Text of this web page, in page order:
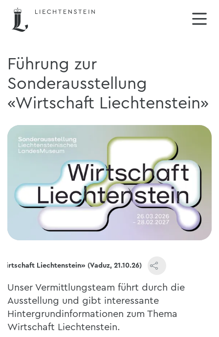
Führung zur
Sonderausstellung
«Wirtschaft Liechtenstein»
Liechtenstein» (Vaduz, 21.10.26)
Unser Vermittlungsteam führt durch die
Ausstellung und gibt interessante
Hintergrundinformationen zum Thema
Wirtschaft Liechtenstein.